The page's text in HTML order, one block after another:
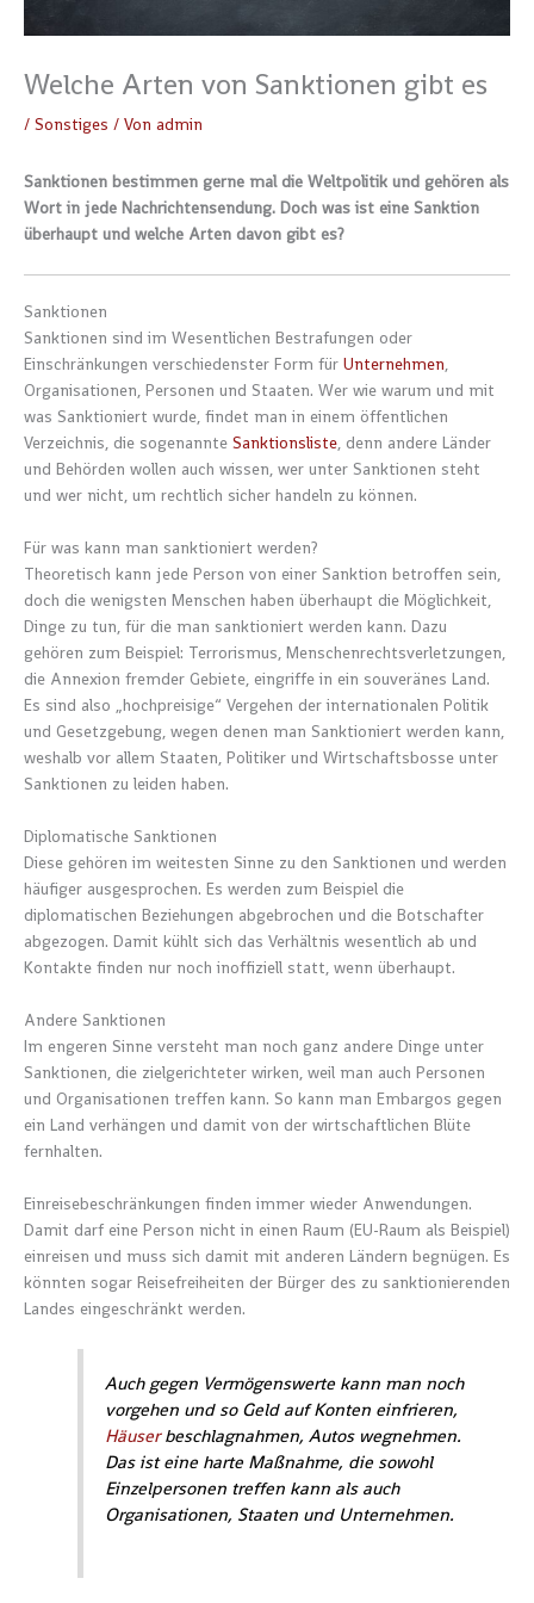
Welche Arten von Sanktionen gibt es
/ Sonstiges / Von admin
Sanktionen bestimmen gerne mal die Weltpolitik und gehören als
Wort in jede Nachrichtensendung. Doch was ist eine Sanktion
überhaupt und welche Arten davon gibt es?
Sanktionen
Sanktionen sind im Wesentlichen Bestrafungen oder
Einschränkungen verschiedenster Form für Unternehmen,
Organisationen, Personen und Staaten. Wer wie warum und mit
was Sanktioniert wurde, findet man in einem öffentlichen
Verzeichnis, die sogenannte Sanktionsliste, denn andere Länder
und Behörden wollen auch wissen, wer unter Sanktionen steht
und wer nicht, um rechtlich sicher handeln zu können.
Für was kann man sanktioniert werden?
Theoretisch kann jede Person von einer Sanktion betroffen sein,
doch die wenigsten Menschen haben überhaupt die Möglichkeit,
Dinge zu tun, für die man sanktioniert werden kann. Dazu
gehören zum Beispiel: Terrorismus, Menschenrechtsverletzungen,
die Annexion fremder Gebiete, eingriffe in ein souveränes Land.
Es sind also „hochpreisige“ Vergehen der internationalen Politik
und Gesetzgebung, wegen denen man Sanktioniert werden kann,
weshalb vor allem Staaten, Politiker und Wirtschaftsbosse unter
Sanktionen zu leiden haben.
Diplomatische Sanktionen
Diese gehören im weitesten Sinne zu den Sanktionen und werden
häufiger ausgesprochen. Es werden zum Beispiel die
diplomatischen Beziehungen abgebrochen und die Botschafter
abgezogen. Damit kühlt sich das Verhältnis wesentlich ab und
Kontakte finden nur noch inoffiziell statt, wenn überhaupt.
Andere Sanktionen
Im engeren Sinne versteht man noch ganz andere Dinge unter
Sanktionen, die zielgerichteter wirken, weil man auch Personen
und Organisationen treffen kann. So kann man Embargos gegen
ein Land verhängen und damit von der wirtschaftlichen Blüte
fernhalten.
Einreisebeschränkungen finden immer wieder Anwendungen.
Damit darf eine Person nicht in einen Raum (EU-Raum als Beispiel)
einreisen und muss sich damit mit anderen Ländern begnügen. Es
könnten sogar Reisefreiheiten der Bürger des zu sanktionierenden
Landes eingeschränkt werden.
Auch gegen Vermögenswerte kann man noch
vorgehen und so Geld auf Konten einfrieren,
Häuserbeschlagnahmen, Autos wegnehmen.
Das ist eine harte Maßnahme, die sowohl
Einzelpersonen treffen kann als auch
Organisationen, Staaten und Unternehmen.